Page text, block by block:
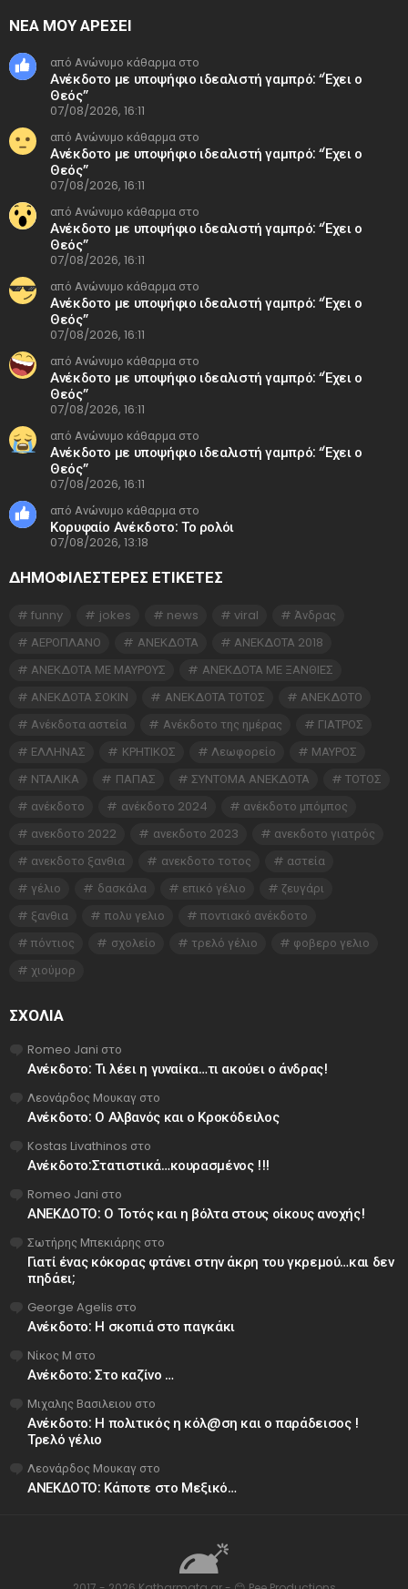
ΝΕΑ ΜΟΥ ΑΡΕΣΕΙ
από Ανώνυμο κάθαρμα στο
Ανέκδοτο με υποψήφιο ιδεαλιστή γαμπρό: “Έχει ο
Θεός”
07/08/2026, 16:11
από Ανώνυμο κάθαρμα στο
Ανέκδοτο με υποψήφιο ιδεαλιστή γαμπρό: “Έχει ο
Θεός”
07/08/2026, 16:11
από Ανώνυμο κάθαρμα στο
Ανέκδοτο με υποψήφιο ιδεαλιστή γαμπρό: “Έχει ο
Θεός”
07/08/2026, 16:11
από Ανώνυμο κάθαρμα στο
Ανέκδοτο με υποψήφιο ιδεαλιστή γαμπρό: “Έχει ο
Θεός”
07/08/2026, 16:11
από Ανώνυμο κάθαρμα στο
Ανέκδοτο με υποψήφιο ιδεαλιστή γαμπρό: “Έχει ο
Θεός”
07/08/2026, 16:11
από Ανώνυμο κάθαρμα στο
Ανέκδοτο με υποψήφιο ιδεαλιστή γαμπρό: “Έχει ο
Θεός”
07/08/2026, 16:11
από Ανώνυμο κάθαρμα στο
Κορυφαίο Ανέκδοτο: Το ρολόι
07/08/2026, 13:18
ΔΗΜΟΦΙΛΕΣΤΕΡΕΣ ΕΤΙΚΈΤΕΣ
funny jokes news viral
Άνδρας
ΑΕΡΟΠΛΑΝΟ
ΑΝΕΚΔΟΤΑ
ΑΝΕΚΔΟΤΑ 2018
ΑΝΕΚΔΟΤΑ ΜΕ ΜΑΥΡΟΥΣ
ΑΝΕΚΔΟΤΑ ΜΕ ΞΑΝΘΙΕΣ
ΑΝΕΚΔΟΤΑ ΣΟΚΙΝ
ΑΝΕΚΔΟΤΑ ΤΟΤΟΣ
ΑΝΕΚΔΟΤΟ
Ανέκδοτα αστεία
Ανέκδοτο της ημέρας
ΓΙΑΤΡΟΣ
ΕΛΛΗΝΑΣ
ΚΡΗΤΙΚΟΣ Λεωφορείο
ΜΑΥΡΟΣ
ΝΤΑΛΙΚΑ
ΠΑΠΑΣ ΣΥΝΤΟΜΑ ΑΝΕΚΔΟΤΑ
ΤΟΤΟΣ
ανέκδοτο
ανέκδοτο 2024
ανέκδοτο μπόμπος
ανεκδοτο 2022
ανεκδοτο 2023
ανεκδοτο γιατρός
ανεκδοτο ξανθια
ανεκδοτο τοτος
αστεία
γέλιο
δασκάλα επικό γέλιο
ζευγάρι
ξανθια
πολυ γελιο
ποντιακό ανέκδοτο
πόντιος
σχολείο τρελό γέλιο
φοβερο γελιο
χιούμορ
ΣΧΌΛΙΑ
Romeo Jani στο
Ανέκδοτο: Τι λέει η γυναίκα…τι ακούει ο άνδρας!
Λεονάρδος Μουκαγ στο
Ανέκδοτο: Ο Αλβανός και ο Κροκόδειλος
Kostas Livathinos στο
Ανέκδοτο:Στατιστικά…κουρασμένος !!!
Romeo Jani στο
ΑΝΕΚΔΟΤΟ: Ο Τοτός και η βόλτα στους οίκους ανοχής!
Σωτήρης Μπεκιάρης στο
Γιατί ένας κόκορας φτάνει στην άκρη του γκρεμού…και δεν
πηδάει;
George Agelis στο
Ανέκδοτο: Η σκοπιά στο παγκάκι
Νίκος Μ στο
Ανέκδοτο: Στο καζίνο …
Μιχαλης Βασιλειου στο
Ανέκδοτο: Η πολιτικός η κόλ@ση και ο παράδεισος !
Τρελό γέλιο
Λεονάρδος Μουκαγ στο
ΑΝΕΚΔΟΤΟ: Κάποτε στο Μεξικό…